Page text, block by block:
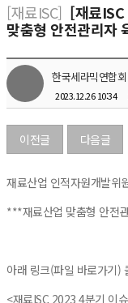
[재료ISC] [재료
맞춤형 안전관리자
한국세라믹연합회
2023.12.26 10:34
이전글 다음글
재료산업 인적자원개발위
***재료산업 맞춤형 안전
아래 링크(파일 바로가기)
<재료ISC 2023 4분기 이